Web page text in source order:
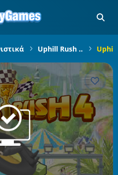
Uphill Rush .. Uphill